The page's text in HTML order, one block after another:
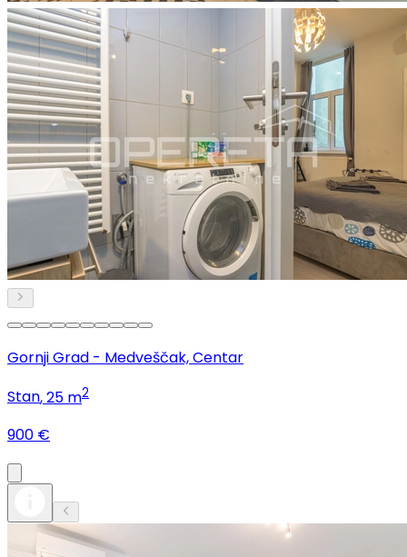
Gornji Grad - Medveščak, Centar
Stan, 25 m2
900 €